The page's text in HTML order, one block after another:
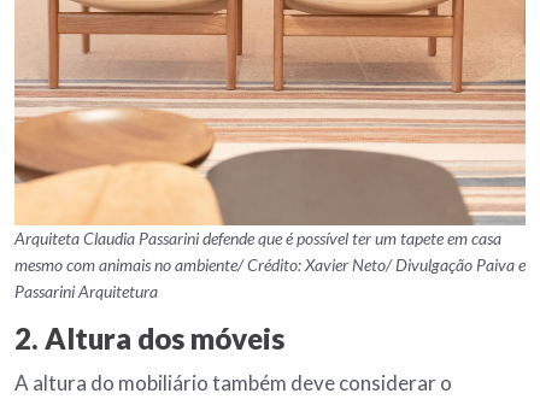
Arquiteta Claudia Passarini defende que é possível ter um tapete em casa
mesmo com animais no ambiente/ Crédito: Xavier Neto/ Divulgação Paiva e
Passarini Arquitetura
2. Altura dos móveis
A altura do mobiliário também deve considerar o